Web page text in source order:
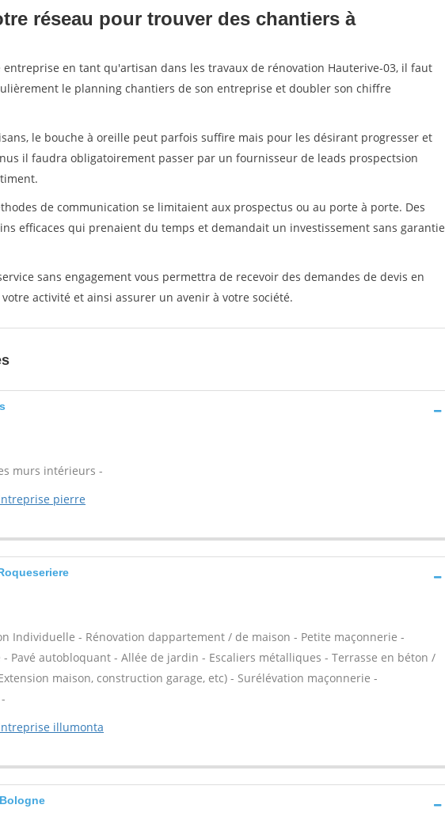
réseau pour trouver des chantiers à
en tant qu'artisan dans les travaux de rénovation Hauterive-03, il faut
le planning chantiers de son entreprise et doubler son chiffre
le bouche à oreille peut parfois suffire mais pour les désirant progresser et
il faudra obligatoirement passer par un fournisseur de leads prospectsion
de communication se limitaient aux prospectus ou au porte à porte. Des
efficaces qui prenaient du temps et demandait un investissement sans garantie
sans engagement vous permettra de recevoir des demandes de devis en
activité et ainsi assurer un avenir à votre société.
murs intérieurs -
pierre
Individuelle - Rénovation dappartement / de maison - Petite maçonnerie -
- Pavé autobloquant - Allée de jardin - Escaliers métalliques - Terrasse en béton /
maison, construction garage, etc) - Surélévation maçonnerie -
illumonta